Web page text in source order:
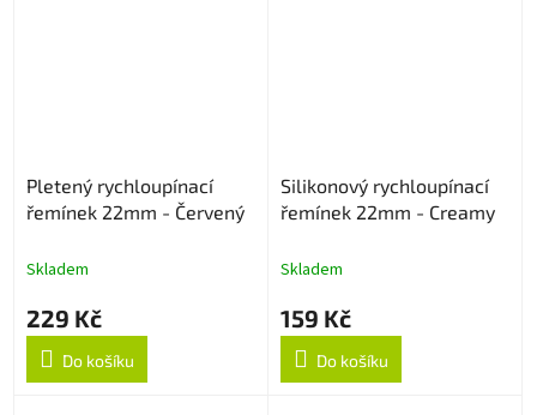
Pletený rychloupínací
řemínek 22mm - Červený
Skladem
229 Kč
Do košíku
Silikonový rychloupínací
řemínek 22mm - Creamy
Skladem
159 Kč
Do košíku